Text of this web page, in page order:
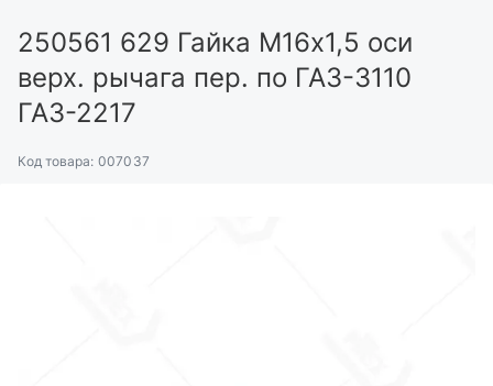
250561 629 Гайка М16х1,5 оси
верх. рычага пер. по ГАЗ-3110
ГАЗ-2217
Код товара: 007037